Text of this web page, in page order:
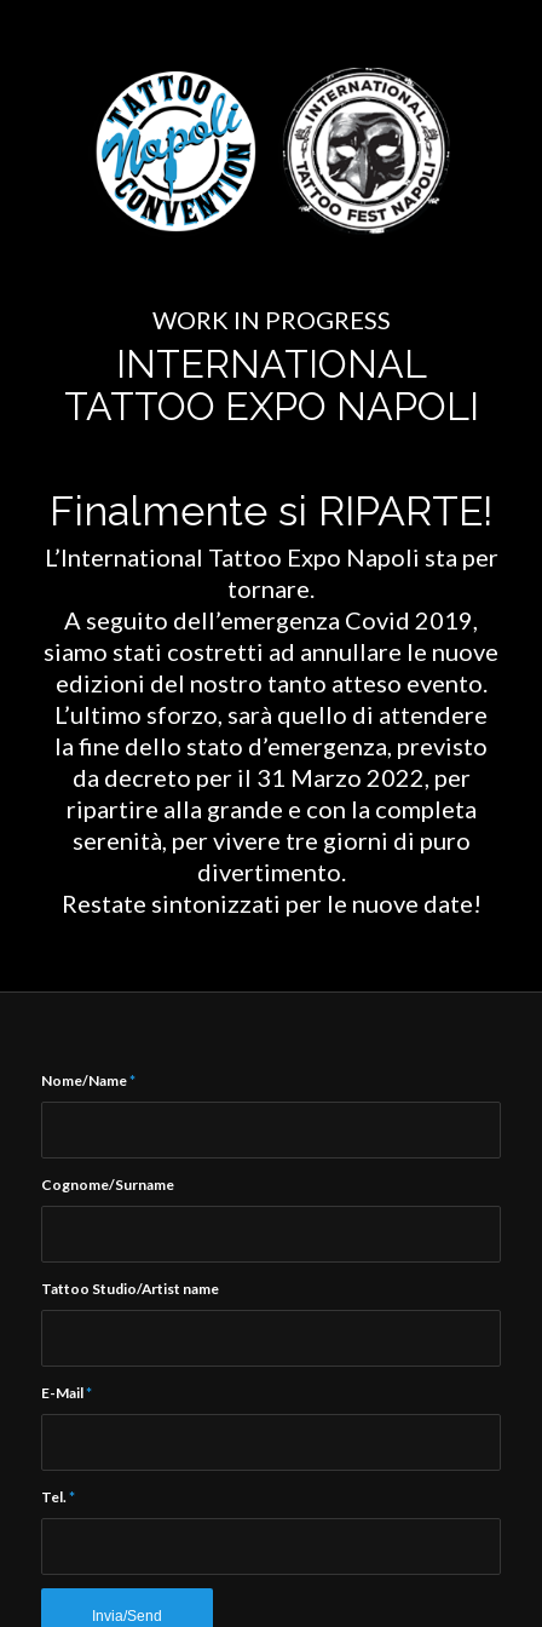
WORK IN PROGRESS
INTERNATIONAL
TATTOO EXPO NAPOLI
Finalmente si RIPARTE!
L’International Tattoo Expo Napoli sta per
tornare.
A seguito dell’emergenza Covid 2019,
siamo stati costretti ad annullare le nuove
edizioni del nostro tanto atteso evento.
L’ultimo sforzo, sarà quello di attendere
la fine dello stato d’emergenza, previsto
da decreto per il 31 Marzo 2022, per
ripartire alla grande e con la completa
serenità, per vivere tre giorni di puro
divertimento.
Restate sintonizzati per le nuove date!
Nome/Name*
Cognome/Surname
Tattoo Studio/Artist name
E-Mail*
Tel.*